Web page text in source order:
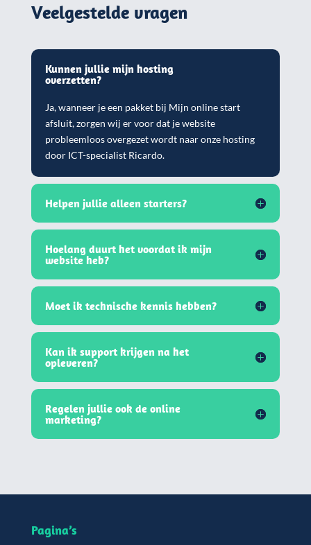
Veelgestelde vragen
Kunnen jullie mijn hosting
overzetten?
Ja, wanneer je een pakket bij Mijn online start
afsluit, zorgen wij er voor dat je website
probleemloos overgezet wordt naar onze hosting
door ICT-specialist Ricardo.
Helpen jullie alleen starters?
Hoelang duurt het voordat ik mijn
website heb?
Moet ik technische kennis hebben?
Kan ik support krijgen na het
opleveren?
Regelen jullie ook de online
marketing?
Pagina’s